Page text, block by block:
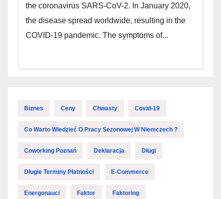
the coronavirus SARS-CoV-2. In January 2020,
the disease spread worldwide, resulting in the
COVID-19 pandemic. The symptoms of...
Biznes Ceny Chwasty Covid-19
Co Warto Wiedzieć O Pracy Sezonowej W Niemczech ?
Coworking Poznań Deklaracja Długi
Długie Terminy Płatności E-Commerce
Energonauci Faktor Faktoring